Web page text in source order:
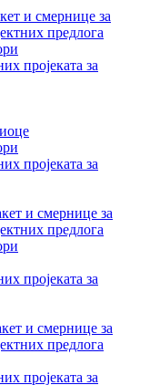
и смернице за
предлога
пројеката за
пројеката за
и смернице за
предлога
пројеката за
и смернице за
предлога
пројеката за